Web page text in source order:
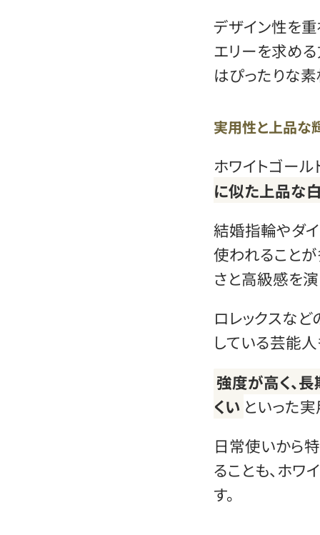
デザイン性を
エリーを求める
はぴったりな素
実用性と上品な
ホワイトゴー
に似た上品な
結婚指輪やダ
使われることが
さと高級感を演
ロレックスな
している芸能人
強度が高く、
くい といった
日常使いから
ることも、ホワ
す。